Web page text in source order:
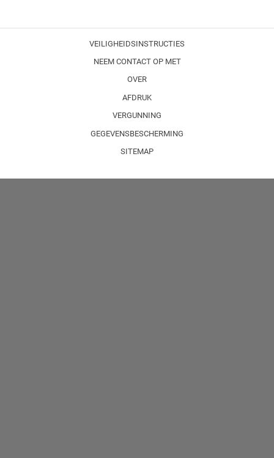
VEILIGHEIDSINSTRUCTIES
NEEM CONTACT OP MET
OVER
AFDRUK
VERGUNNING
GEGEVENSBESCHERMING
SITEMAP